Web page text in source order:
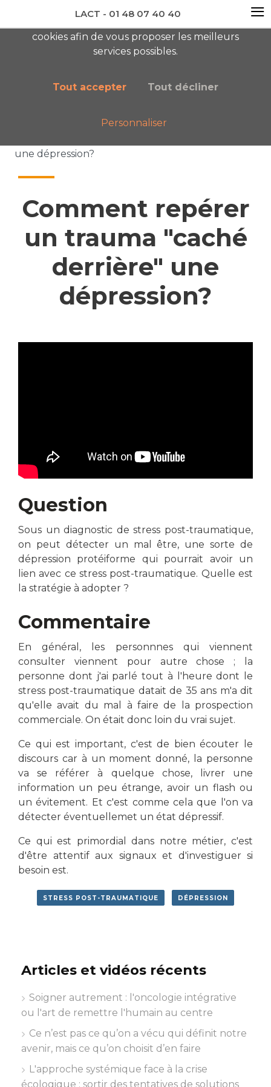
newsletter AC
Nos publications
une dépression?
Articles et vidéos récents
Soigner autrement : l'oncologie intégrative
ou l'art de remettre l'humain au centre
Ce n’est pas ce qu’on a vécu qui définit notre
avenir, mais ce qu’on choisit d’en faire
L'approche systémique face à la crise
écologique : sortir des tentatives de solutions
Comment repérer
un trauma "caché
derrière" une
dépression?
Question
Sous un diagnostic de stress post-traumatique,
on peut détecter un mal être, une sorte de
dépression protéiforme qui pourrait avoir un
lien avec ce stress post-traumatique. Quelle est
la stratégie à adopter ?
Commentaire
En général, les personnnes qui viennent
consulter viennent pour autre chose ; la
personne dont j'ai parlé tout à l'heure dont le
stress post-traumatique datait de 35 ans m'a dit
qu'elle avait du mal à faire de la prospection
commerciale. On était donc loin du vrai sujet.
Ce qui est important, c'est de bien écouter le
discours car à un moment donné, la personne
va se référer à quelque chose, livrer une
information un peu étrange, avoir un flash ou
un évitement. Et c'est comme cela que l'on va
détecter éventuellemet un état dépressif.
Ce qui est primordial dans notre métier, c'est
d'être attentif aux signaux et d'investiguer si
besoin est.
STRESS POST-TRAUMATIQUE DÉPRESSION
cookies afin de vous proposer les meilleurs
services possibles.
Tout accepter Tout décliner
Personnaliser
LACT - 01 48 07 40 40 ≡